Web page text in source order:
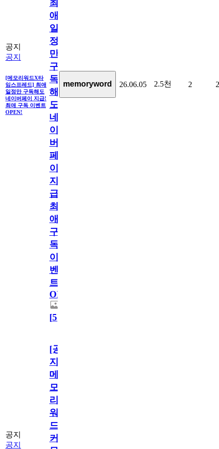
공지
공지
[메모리워드X타
임스프레드] 최애
일정만 구독해도
네이버페이 지급!
최애 구독 이벤트
OPEN!
최
애
일
정
만
구
독
해
도
네
이
버
페
이
지
급!
최
애
구
독
이
벤
트
OPEN!
[5]
memoryword 26.06.05 2.5천 2 2
공지
공지
[공
지]
메
모
리
워
드
커